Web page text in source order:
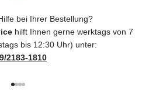
bei Ihrer Bestellung?
hilft Ihnen gerne werktags von 7
bis 12:30 Uhr) unter:
2183-1810